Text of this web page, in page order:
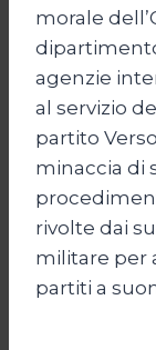
morale
agenzie
al servizio
partito
minaccia di
rivolte dai
militare per
partiti a